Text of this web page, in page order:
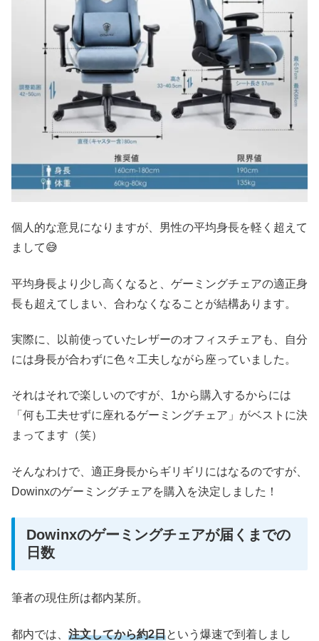
個人的な意見になりますが、男性の平均身長を軽く超えて
まして😅
平均身長より少し高くなると、ゲーミングチェアの適正身
長も超えてしまい、合わなくなることが結構あります。
実際に、以前使っていたレザーのオフィスチェアも、自分
には身長が合わずに色々工夫しながら座っていました。
それはそれで楽しいのですが、1から購入するからには
「何も工夫せずに座れるゲーミングチェア」がベストに決
まってます（笑）
そんなわけで、適正身長からギリギリにはなるのですが、
Dowinxのゲーミングチェアを購入を決定しました！
Dowinxのゲーミングチェアが届くまでの
日数
筆者の現住所は都内某所。
都内では、 注文してから約2日という爆速で到着しまし